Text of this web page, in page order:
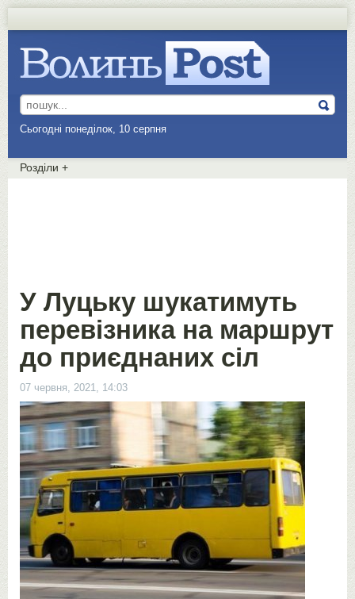
Сьогодні понеділок, 10 серпня
Розділи +
У Луцьку шукатимуть
перевізника на маршрут
до приєднаних сіл
07 червня, 2021, 14:03